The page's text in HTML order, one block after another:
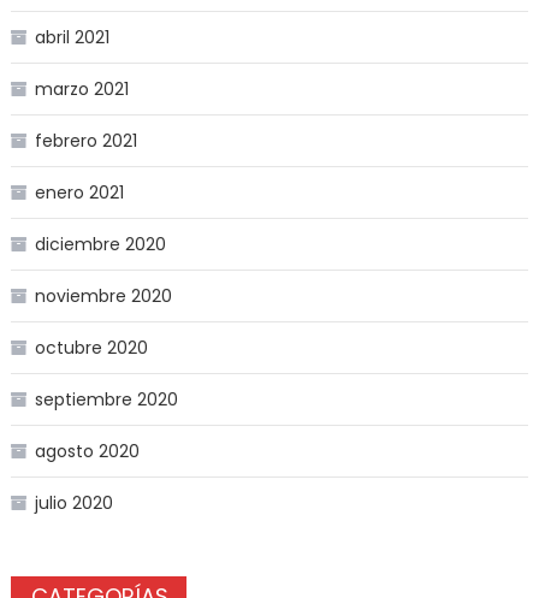
abril 2021
marzo 2021
febrero 2021
enero 2021
diciembre 2020
noviembre 2020
octubre 2020
septiembre 2020
agosto 2020
julio 2020